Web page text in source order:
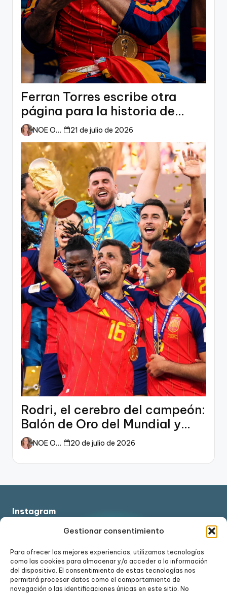
Gestionar consentimiento
Para ofrecer las mejores experiencias, utilizamos tecnologías
como las cookies para almacenar y/o acceder a la información
del dispositivo. El consentimiento de estas tecnologías nos
permitirá procesar datos como el comportamiento de
navegación o las identificaciones únicas en este sitio. No
Ferran Torres escribe otra
página para la historia de
España
NOE ORTIZ 21 de julio de 2026
Rodri, el cerebro del campeón:
Balón de Oro del Mundial y
dueño del fútbol
NOE ORTIZ 20 de julio de 2026
Instagram
Ver en Instagram